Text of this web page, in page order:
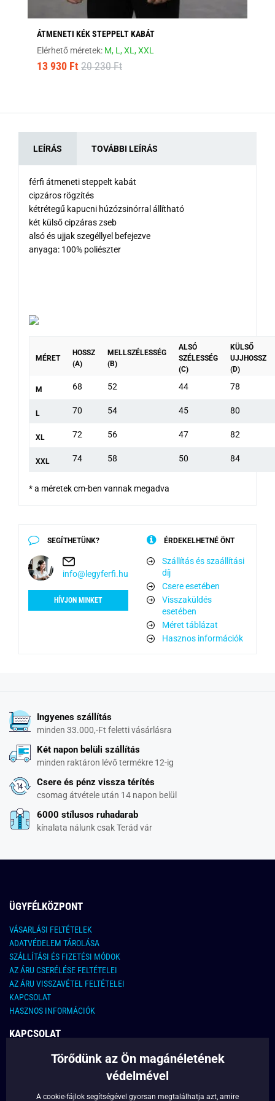
ÁTMENETI KÉK STEPPELT KABÁT
Elérhető méretek: M, L,XL,XXL
13 930 Ft 20 230 Ft
LEÍRÁS TOVÁBBI LEÍRÁS
férfi átmeneti steppelt kabát
cipzáros rögzítés
kétrétegű kapucni húzózsinórral állítható
két külső cipzáras zseb
alsó és ujjak szegéllyel befejezve
anyaga: 100% poliészter
MÉRET
HOSSZ
(A)
MELLSZÉLESSÉG
(B)
ALSÓ
SZÉLESSÉG
(C)
KÜLSŐ
UJJHOSSZ
(D)
M 68 52 44 78
L 70 54 45 80
XL 72 56 47 82
XXL 74 58 50 84
* a méretek cm-ben vannak megadva
SEGÍTHETÜNK?
info@legyferfi.hu
HÍVJON MINKET
ÉRDEKELHETNÉ ÖNT
Szállítás és szaállítási
díj
Csere esetében
Visszaküldés
esetében
Méret táblázat
Hasznos információk
Ingyenes szállítás
minden 33.000,-Ft feletti vásárlásra
Két napon belüli szállítás
minden raktáron lévő termékre 12-ig
Csere és pénz vissza térítés
csomag átvétele után 14 napon belül
6000 stílusos ruhadarab
kínalata nálunk csak Terád vár
ÜGYFÉLKÖZPONT
VÁSARLÁSI FELTÉTELEK
ADATVÉDELEM TÁROLÁSA
SZÁLLÍTÁSI ÉS FIZETÉSI MÓDOK
AZ ÁRU CSERÉLÉSE FELTÉTELEI
AZ ÁRU VISSZAVÉTEL FELTÉTELEI
KAPCSOLAT
HASZNOS INFORMÁCIÓK
KAPCSOLAT
E-MAIL CÍM:
FONTOS INFORMÁCIÓK
Törődünk az Ön magánéletének
védelmével
A cookie-fájlok segítségével gyorsan megtalálhatja azt, amire